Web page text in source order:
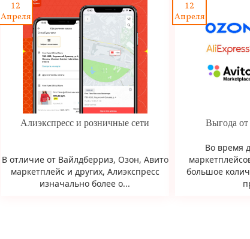
12
Апреля
Алиэкспресс и розничные сети
В отличие от Вайлдберриз, Озон, Авито
маркетплейс и других, Алиэкспресс
изначально более о...
12
Апреля
Выгода от
Во время
большое